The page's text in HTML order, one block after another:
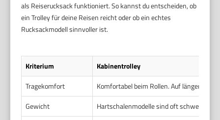
als Reiserucksack funktioniert. So kannst du entscheiden, ob
ein Trolley für deine Reisen reicht oder ob ein echtes
Rucksackmodell sinnvoller ist.
Kriterium
Kabinentrolley
Tragekomfort
Komfortabel beim Rollen. Auf längeren
Gewicht
Hartschalenmodelle sind oft schwerer.